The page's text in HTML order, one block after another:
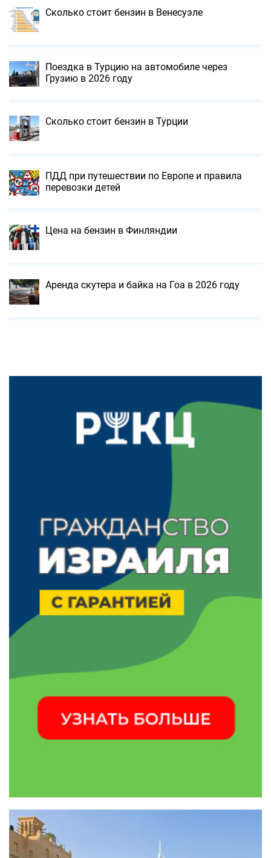
Сколько стоит бензин в Венесуэле
Поездка в Турцию на автомобиле через
Грузию в 2026 году
Сколько стоит бензин в Турции
ПДД при путешествии по Европе и правила
перевозки детей
Цена на бензин в Финляндии
Аренда скутера и байка на Гоа в 2026 году